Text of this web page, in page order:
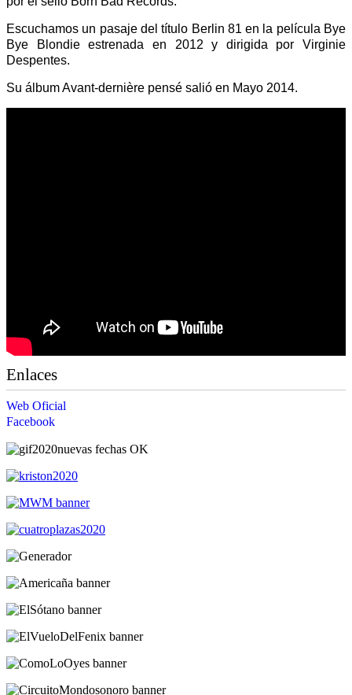
Escuchamos un pasaje del título Berlin 81 en la película Bye
Bye Blondie estrenada en 2012 y dirigida por Virginie
Despentes.
Su álbum Avant-dernière pensé salió en Mayo 2014.
Enlaces
Web Oficial
Facebook